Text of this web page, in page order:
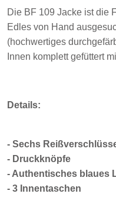
Die BF 109 Jacke ist die
Edles von Hand
(hochwertiges
Innen komplett gefüttert
Details:
- Sechs
- Druckknöpfe
- Authentisches blaues
- 3 Innentaschen